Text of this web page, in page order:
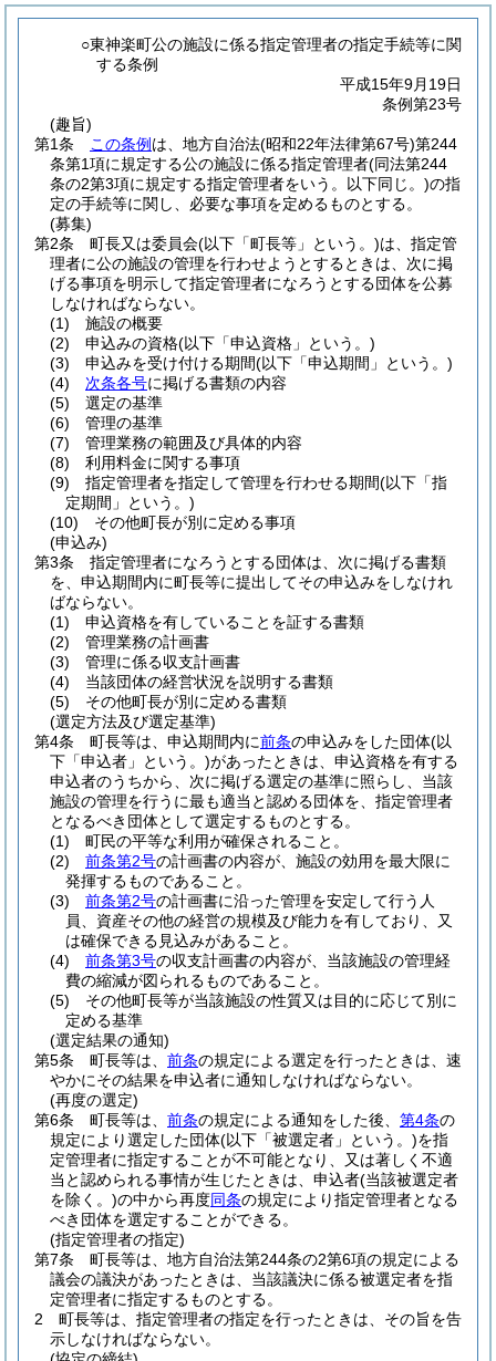
○東神楽町公の施設に係る指定管理者の指定手続等に関
する条例
平成15年9月19日
条例第23号
(趣旨)
第1条
この条例 は、地方自治法(昭和22年法律第67号)第244
条第1項に規定する公の施設に係る指定管理者(同法第244
条の2第3項に規定する指定管理者をいう。以下同じ。)の指
定の手続等に関し、必要な事項を定めるものとする。
(募集)
第2条
町長又は委員会(以下「町長等」という。)は、指定管
理者に公の施設の管理を行わせようとするときは、次に掲
げる事項を明示して指定管理者になろうとする団体を公募
しなければならない。
(1)
施設の概要
(2)
申込みの資格(以下「申込資格」という。)
(3)
申込みを受け付ける期間(以下「申込期間」という。)
(4)
次条各号に掲げる書類の内容
(5)
選定の基準
(6)
管理の基準
(7)
管理業務の範囲及び具体的内容
(8)
利用料金に関する事項
(9)
指定管理者を指定して管理を行わせる期間(以下「指
定期間」という。)
(10)
その他町長が別に定める事項
(申込み)
第3条
指定管理者になろうとする団体は、次に掲げる書類
を、申込期間内に町長等に提出してその申込みをしなけれ
ばならない。
(1)
申込資格を有していることを証する書類
(2)
管理業務の計画書
(3)
管理に係る収支計画書
(4)
当該団体の経営状況を説明する書類
(5)
その他町長が別に定める書類
(選定方法及び選定基準)
第4条
町長等は、申込期間内に前条の申込みをした団体(以
下「申込者」という。)があったときは、申込資格を有する
申込者のうちから、次に掲げる選定の基準に照らし、当該
施設の管理を行うに最も適当と認める団体を、指定管理者
となるべき団体として選定するものとする。
(1)
町民の平等な利用が確保されること。
(2)
前条第2号の計画書の内容が、施設の効用を最大限に
発揮するものであること。
(3)
前条第2号の計画書に沿った管理を安定して行う人
員、資産その他の経営の規模及び能力を有しており、又
は確保できる見込みがあること。
(4)
前条第3号の収支計画書の内容が、当該施設の管理経
費の縮減が図られるものであること。
(5)
その他町長等が当該施設の性質又は目的に応じて別に
定める基準
(選定結果の通知)
第5条
町長等は、 前条の規定による選定を行ったときは、速
やかにその結果を申込者に通知しなければならない。
(再度の選定)
第6条
町長等は、 前条の規定による通知をした後、 第4条の
規定により選定した団体(以下「被選定者」という。)を指
定管理者に指定することが不可能となり、又は著しく不適
当と認められる事情が生じたときは、申込者(当該被選定者
を除く。)の中から再度同条の規定により指定管理者となる
べき団体を選定することができる。
(指定管理者の指定)
第7条
町長等は、地方自治法第244条の2第6項の規定による
議会の議決があったときは、当該議決に係る被選定者を指
定管理者に指定するものとする。
2
町長等は、指定管理者の指定を行ったときは、その旨を告
示しなければならない。